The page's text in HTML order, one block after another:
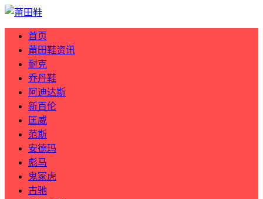
首页
莆田鞋资讯
耐克
乔丹鞋
阿迪达斯
新百伦
匡威
范斯
安德玛
彪马
鬼冢虎
古驰